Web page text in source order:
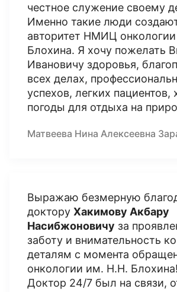
честное служение своему
Именно такие люди
авторитет НМИЦ
Блохина. Я хочу пожелать
Ивановичу здоровья,
всех делах,
успехов, легких пациентов,
погоды для отдыха на
Матвеева Нина Алексеевна
Выражаю безмерную
доктору Хакимову Акбару
Насибжоновичу за
заботу и внимательность
деталям с момента
онкологии им. Н.Н. Блохина!
Доктор 24/7 был на связи,